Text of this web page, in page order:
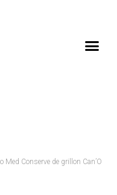
Med Conserve de grillon Can’O